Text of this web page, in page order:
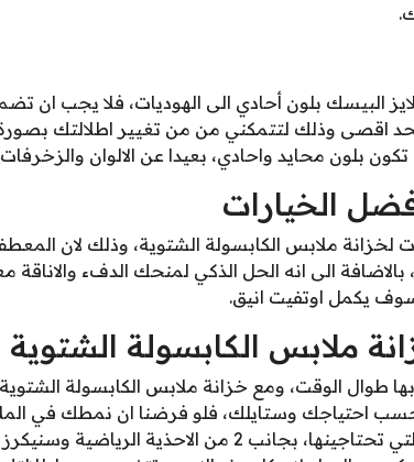
البيسك بلون أحادي الى الهوديات، فلا يجب ان
الشتوية على الاقل 5 قطع ووصولا الى 10 كحد اقصى وذلك لتتمكني من من تغيير
بلون محايد واحادي، بعيدا عن الالوان
الخيارات
ملابس الكابسولة الشتوية، وذلك لان
الى انه الحل الذكي لمنحك الدفء والاناقة
سوف يكمل اوتفيت انيق.
ملابس الكابسولة الشتوية
طوال الوقت، ومع خزانة ملابس الكابسولة الشتوية
احتياجك وستايلك، فلو فرضنا ان نمطك في
فانت تحتاجين الى 3-5 من الاحذية المريحة العملية التي تحتاجينها، بجانب 2 من